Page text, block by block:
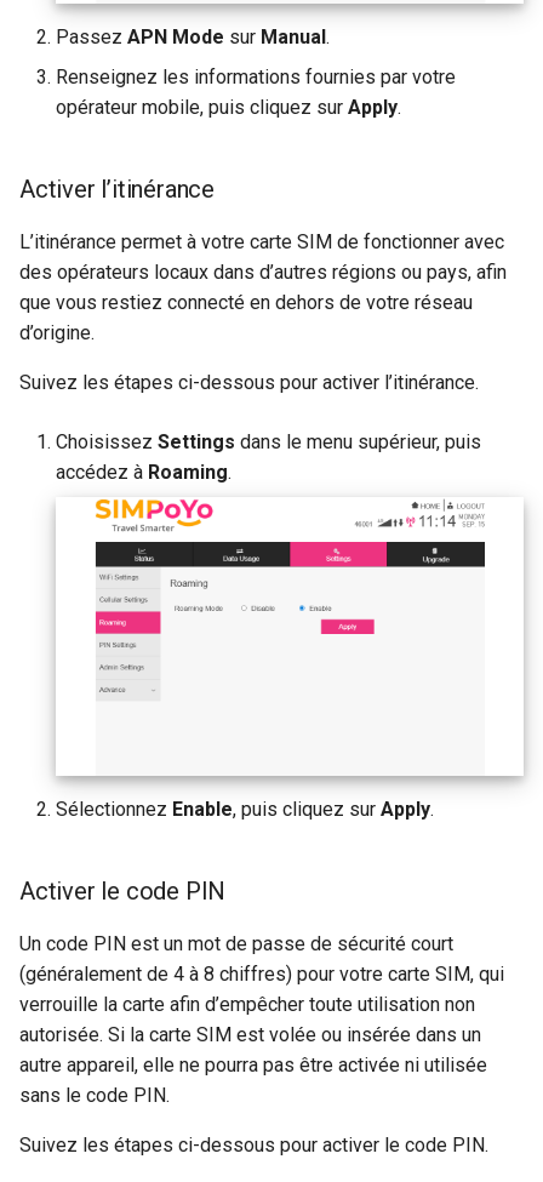
Passez APN Mode sur Manual .
Renseignez les informations fournies par votre
opérateur mobile, puis cliquez sur Apply.
Activer l’itinérance
L’itinérance permet à votre carte SIM de fonctionner avec
des opérateurs locaux dans d’autres régions ou pays, afin
que vous restiez connecté en dehors de votre réseau
d’origine.
Suivez les étapes ci-dessous pour activer l’itinérance.
Choisissez Settings dans le menu supérieur, puis
accédez à Roaming.
Sélectionnez Enable, puis cliquez sur Apply.
Activer le code PIN
Un code PIN est un mot de passe de sécurité court
(généralement de 4 à 8 chiffres) pour votre carte SIM, qui
verrouille la carte afin d’empêcher toute utilisation non
autorisée. Si la carte SIM est volée ou insérée dans un
autre appareil, elle ne pourra pas être activée ni utilisée
sans le code PIN.
Suivez les étapes ci-dessous pour activer le code PIN.